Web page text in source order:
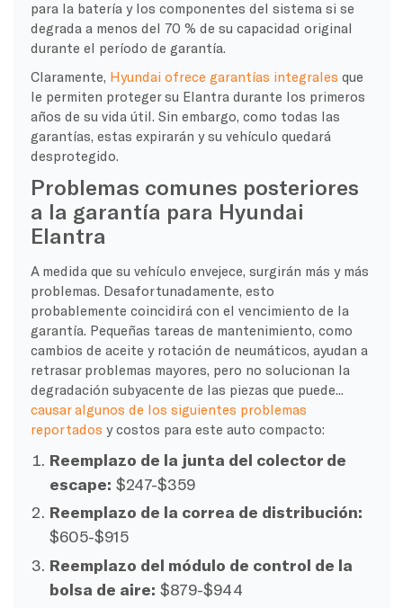
para la batería y los componentes del sistema si se
degrada a menos del 70 % de su capacidad original
durante el período de garantía.
Claramente, Hyundai ofrece garantías integrales que
le permiten proteger su Elantra durante los primeros
años de su vida útil. Sin embargo, como todas las
garantías, estas expirarán y su vehículo quedará
desprotegido.
Problemas comunes posteriores
a la garantía para Hyundai
Elantra
A medida que su vehículo envejece, surgirán más y más
problemas. Desafortunadamente, esto
probablemente coincidirá con el vencimiento de la
garantía. Pequeñas tareas de mantenimiento, como
cambios de aceite y rotación de neumáticos, ayudan a
retrasar problemas mayores, pero no solucionan la
degradación subyacente de las piezas que puede...
causar algunos de los siguientes problemas
reportados y costos para este auto compacto:
Reemplazo de la junta del colector de
escape: $247-$359
Reemplazo de la correa de distribución:
$605-$915
Reemplazo del módulo de control de la
bolsa de aire: $879-$944